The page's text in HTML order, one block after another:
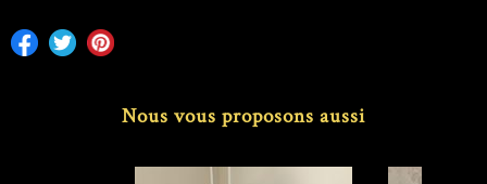
Nous vous proposons aussi